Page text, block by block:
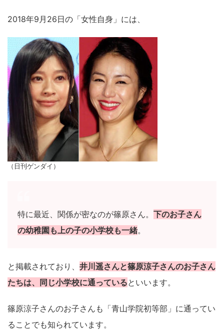
2018年9月26日の「女性自身」には、
（日刊ゲンダイ）
特に最近、関係が密なのが篠原さん。 下のお子さん
の幼稚園も上の子の小学校も一緒。
と掲載されており、 井川遥さんと篠原涼子さんのお子さん
たちは、同じ小学校に通っているといいます。
篠原涼子さんのお子さんも「青山学院初等部」に通ってい
ることでも知られています。